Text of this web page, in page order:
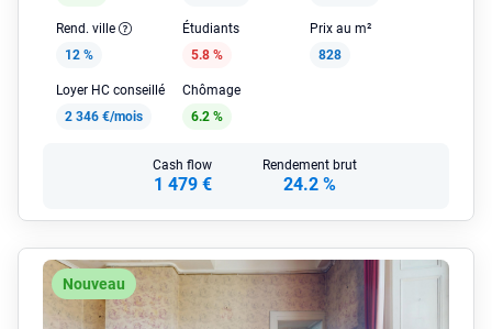
Rend. ville
12 %
Étudiants
5.8 %
Prix au m²
828
Loyer HC conseillé
2 346 €/mois
Chômage
6.2 %
Cash flow
1 479 €
Rendement brut
24.2 %
Nouveau